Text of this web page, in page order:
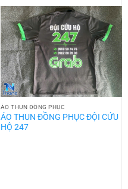
ÁO THUN ĐỒNG PHỤC
ÁO THUN ĐỒNG PHỤC ĐỘI CỨU
HỘ 247